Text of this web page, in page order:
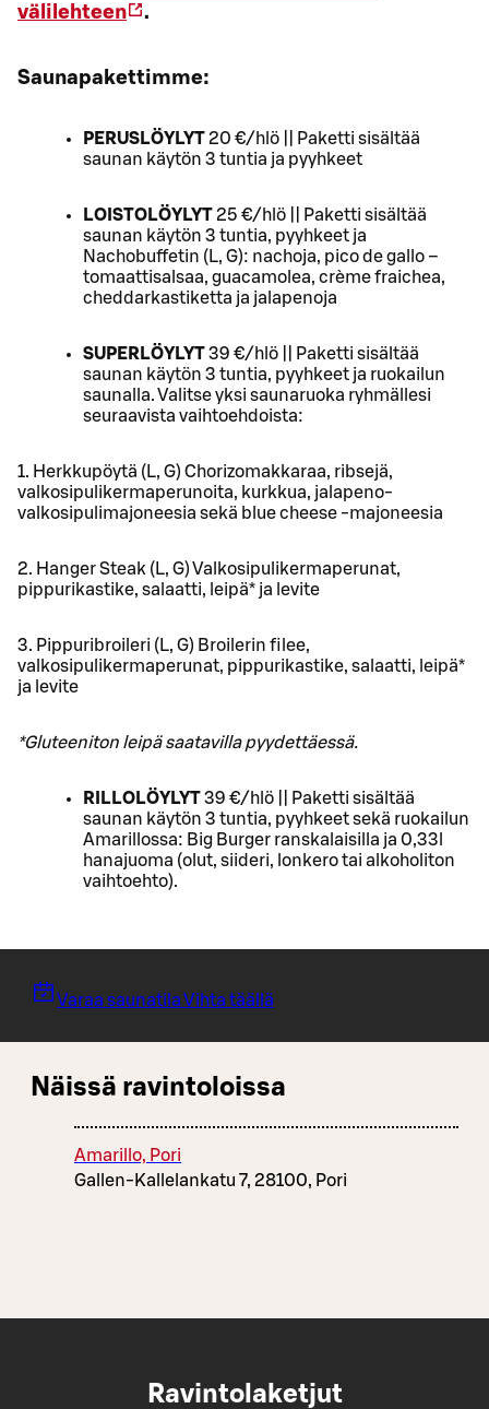
välilehteen
.
Saunapakettimme:
PERUSLÖYLYT20 €/hlö || Paketti sisältää
saunan käytön 3 tuntia ja pyyhkeet
LOISTOLÖYLYT25 €/hlö || Paketti sisältää
saunan käytön 3 tuntia, pyyhkeet ja
Nachobuffetin (L, G): nachoja, pico de gallo –
tomaattisalsaa, guacamolea, crème fraichea,
cheddarkastiketta ja jalapenoja
SUPERLÖYLYT39 €/hlö || Paketti sisältää
saunan käytön 3 tuntia, pyyhkeet ja ruokailun
saunalla. Valitse yksi saunaruoka ryhmällesi
seuraavista vaihtoehdoista:
1. Herkkupöytä (L, G) Chorizomakkaraa, ribsejä,
valkosipulikermaperunoita, kurkkua, jalapeno-
valkosipulimajoneesia sekä blue cheese -majoneesia
2. Hanger Steak (L, G) Valkosipulikermaperunat,
pippurikastike, salaatti, leipä* ja levite
3. Pippuribroileri (L, G) Broilerin filee,
valkosipulikermaperunat, pippurikastike, salaatti, leipä*
ja levite
*Gluteeniton leipä saatavilla pyydettäessä.
RILLOLÖYLYT39 €/hlö || Paketti sisältää
saunan käytön 3 tuntia, pyyhkeet sekä ruokailun
Amarillossa: Big Burger ranskalaisilla ja 0,33l
hanajuoma (olut, siideri, lonkero tai alkoholiton
vaihtoehto).
Varaa saunatila Vihta täällä
Näissä ravintoloissa
Amarillo, Pori
Gallen-Kallelankatu 7, 28100, Pori
Ravintolaketjut